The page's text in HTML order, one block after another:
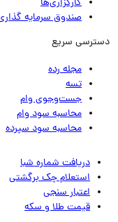
کارگزاری‌ها
صندوق سرمایه گذاری
سریع
مجله رده
تسه
جست‌وجوی وام
محاسبه سود وام
محاسبه سود سپرده
دریافت شماره شبا
استعلام چک برگشتی
اعتبار سنجی
قیمت طلا و سکه